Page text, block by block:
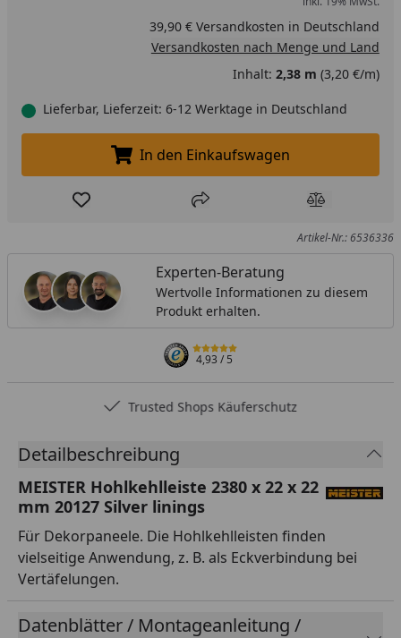
39,90 € Versandkosten in Deutschland
Versandkosten nach Menge und Land
Inhalt: 2,38 m (3,20 €/m)
Lieferbar, Lieferzeit: 6-12 Werktage in Deutschland
In den Einkaufswagen legen
In den Einkaufswagen
Produkt zur Wunschliste hinzufügen
Teilen Produkt
Artikel-Nr.: 6536336
Experten-Beratung
Wertvolle Informationen zu diesem
Produkt erhalten.
4,93/ 5
Trusted Shops Käuferschutz
Detailbeschreibung
MEISTER Hohlkehlleiste 2380 x 22 x 22
mm 20127 Silver linings
Für Dekorpaneele. Die Hohlkehlleisten finden
vielseitige Anwendung, z. B. als Eckverbindung bei
Vertäfelungen.
Datenblätter / Montageanleitung /